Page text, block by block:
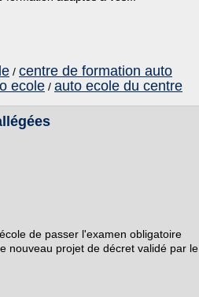
/ centre de formation auto
ecole / auto ecole du centre
de passer l'examen obligatoire
nouveau projet de décret validé par le